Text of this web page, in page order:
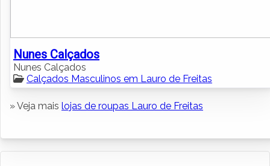
Nunes Calçados
Nunes Calçados
Calçados Masculinos em Lauro de Freitas
» Veja mais lojas de roupas Lauro de Freitas